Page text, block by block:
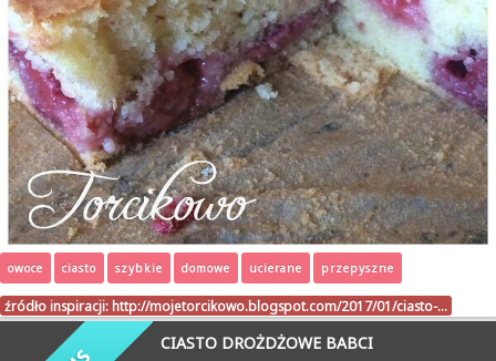
owoce ciasto szybkie domowe ucierane przepyszne
źródło inspiracji: http://mojetorcikowo.blogspot.com/2017/01/ciasto-…
CIASTO DROŻDŻOWE BABCI